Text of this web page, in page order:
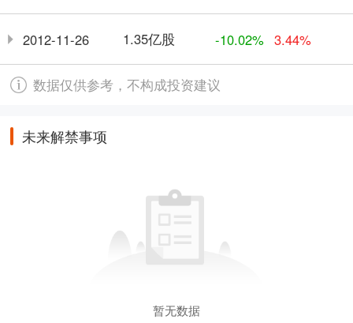
2012-11-26 1.35亿股 -10.02% 3.44%
数据仅供参考，不构成投资建议
未来解禁事项
暂无数据